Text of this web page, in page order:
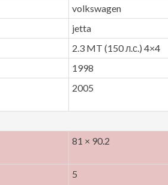
volkswagen
jetta
2.3 MT (150 л.с.) 4×4
1998
2005
81 × 90.2
5